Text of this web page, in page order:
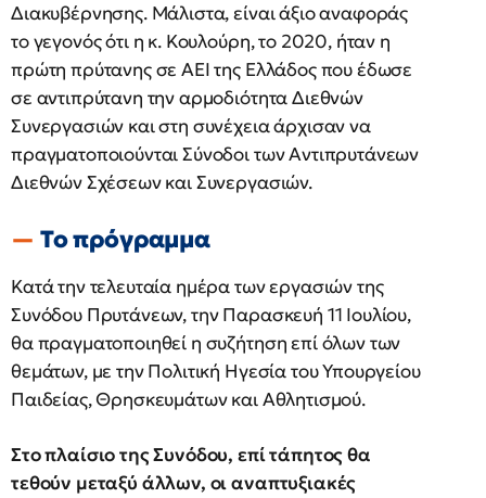
Διακυβέρνησης. Μάλιστα, είναι άξιο αναφοράς
το γεγονός ότι η κ. Κουλούρη, το 2020, ήταν η
πρώτη πρύτανης σε ΑΕΙ της Ελλάδος που έδωσε
σε αντιπρύτανη την αρμοδιότητα Διεθνών
Συνεργασιών και στη συνέχεια άρχισαν να
πραγματοποιούνται Σύνοδοι των Αντιπρυτάνεων
Διεθνών Σχέσεων και Συνεργασιών.
Το πρόγραμμα
Κατά την τελευταία ημέρα των εργασιών της
Συνόδου Πρυτάνεων, την Παρασκευή 11 Ιουλίου,
θα πραγματοποιηθεί η συζήτηση επί όλων των
θεμάτων, με την Πολιτική Ηγεσία του Υπουργείου
Παιδείας, Θρησκευμάτων και Αθλητισμού.
Στο πλαίσιο της Συνόδου, επί τάπητος θα
τεθούν μεταξύ άλλων, οι αναπτυξιακές